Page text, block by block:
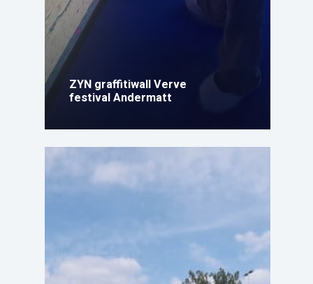
ZYN graffitiwall Verve
festival Andermatt